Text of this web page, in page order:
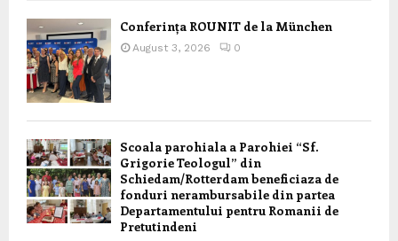
Conferința ROUNIT de la München
August 3, 2026 0
Scoala parohiala a Parohiei “Sf.
Grigorie Teologul” din
Schiedam/Rotterdam beneficiaza de
fonduri nerambursabile din partea
Departamentului pentru Romanii de
Pretutindeni